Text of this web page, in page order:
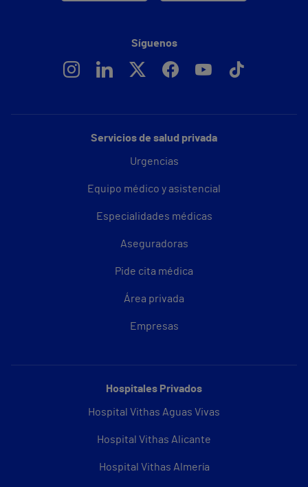
Servicios de salud privada
Urgencias
Equipo médico y asistencial
Especialidades médicas
Aseguradoras
Pide cita médica
Área privada
Empresas
Hospitales Privados
Hospital Vithas Aguas Vivas
Hospital Vithas Alicante
Hospital Vithas Almería
Síguenos